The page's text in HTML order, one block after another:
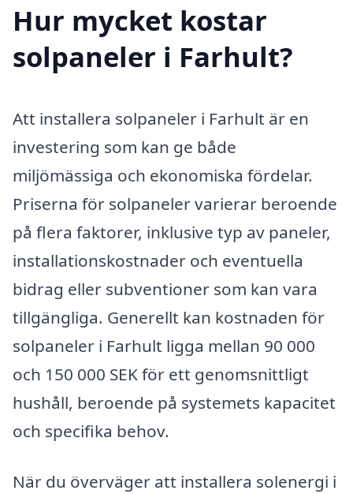
Hur mycket kostar
solpaneler i Farhult?
Att installera solpaneler i Farhult är en
investering som kan ge både
miljömässiga och ekonomiska fördelar.
Priserna för solpaneler varierar beroende
på flera faktorer, inklusive typ av paneler,
installationskostnader och eventuella
bidrag eller subventioner som kan vara
tillgängliga. Generellt kan kostnaden för
solpaneler i Farhult ligga mellan 90 000
och 150 000 SEK för ett genomsnittligt
hushåll, beroende på systemets kapacitet
och specifika behov.
När du överväger att installera solenergi i